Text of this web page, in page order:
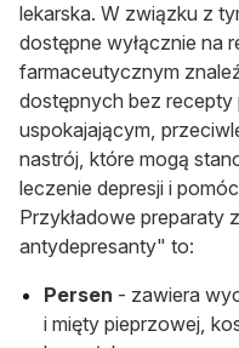
lekarska. W związku z
dostępne wyłącznie na
farmaceutycznym
dostępnych bez recepty
uspokajającym,
nastrój, które mogą
leczenie depresji i
Przykładowe preparaty
antydepresanty" to:
Persen - zawiera
i mięty pieprzowej,